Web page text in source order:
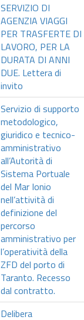
SERVIZIO DI
AGENZIA VIAGGI
PER TRASFERTE DI
LAVORO, PER LA
DURATA DI ANNI
DUE. Lettera di
invito
Servizio di supporto
metodologico,
giuridico e tecnico-
amministrativo
all’Autorità di
Sistema Portuale
del Mar Ionio
nell’attività di
definizione del
percorso
amministrativo per
l’operatività della
ZFD del porto di
Taranto. Recesso
dal contratto.
Delibera